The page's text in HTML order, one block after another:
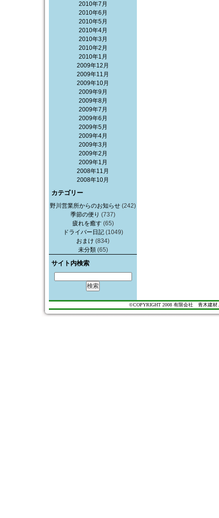
2010年7月
2010年6月
2010年5月
2010年4月
2010年3月
2010年2月
2010年1月
2009年12月
2009年11月
2009年10月
2009年9月
2009年8月
2009年7月
2009年6月
2009年5月
2009年4月
2009年3月
2009年2月
2009年1月
2008年11月
2008年10月
カテゴリー
野川営業所からのお知らせ (242)
季節の便り (737)
疲れを癒す(65)
ドライバー日記(1049)
おまけ (834)
未分類(65)
サイト内検索
©COPYRIGHT 2008 有限会社 青木建材.